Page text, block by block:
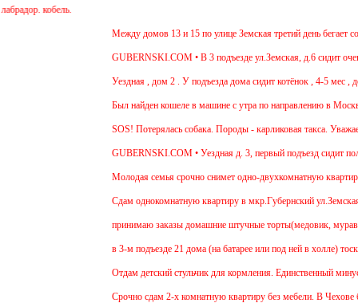
кобель.
Между домов 13 и 15 по улице Земская третий день бегает
GUBERNSKI.COM • В 3 подъезде ул.Земская, д.6 сидит
Уездная , дом 2 . У подъезда дома сидит котёнок , 4-5 мес ,
Был найден кошеле в машине с утра по направлению в
SOS! Потерялась собака. Породы - карликовая такса.
GUBERNSKI.COM • Уездная д. 3, первый подъезд
Молодая семья срочно снимет одно-двухкомнатную
Cдам однокомнатную квартиру в мкр.Губернский
принимаю заказы домашние штучные торты(медовик,
в 3-м подъезде 21 дома (на батарее или под ней в холле)
Отдам детский стульчик для кормления. Единственный минус
Срочно сдам 2-х комнатную квартиру без мебели. В Чехове